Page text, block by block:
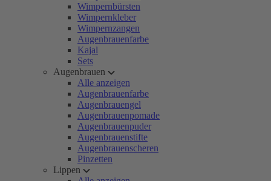
Wimpernbürsten
Wimpernkleber
Wimpernzangen
Augenbrauenfarbe
Kajal
Sets
Augenbrauen
Alle anzeigen
Augenbrauenfarbe
Augenbrauengel
Augenbrauenpomade
Augenbrauenpuder
Augenbrauenstifte
Augenbrauenscheren
Pinzetten
Lippen